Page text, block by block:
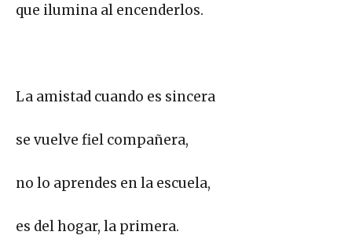
que ilumina al encenderlos.
La amistad cuando es sincera
se vuelve fiel compañera,
no lo aprendes en la escuela,
es del hogar, la primera.